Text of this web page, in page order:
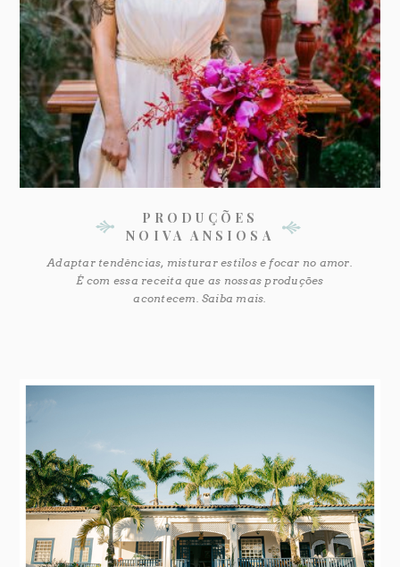
PRODUÇÕES
NOIVA ANSIOSA
Adaptar tendências, misturar estilos e focar no amor.
É com essa receita que as nossas produções
acontecem. Saiba mais.